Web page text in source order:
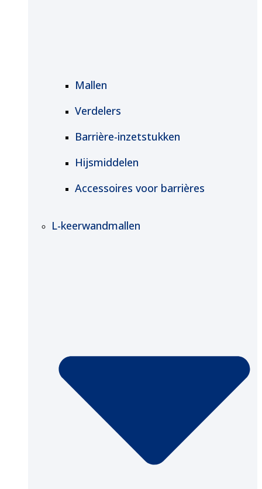
Mallen
Verdelers
Barrière-inzetstukken
Hijsmiddelen
Accessoires voor barrières
L-keerwandmallen